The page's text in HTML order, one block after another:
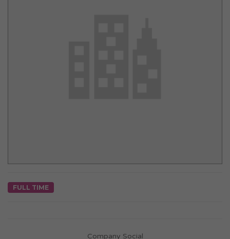
FULL TIME
Company Social